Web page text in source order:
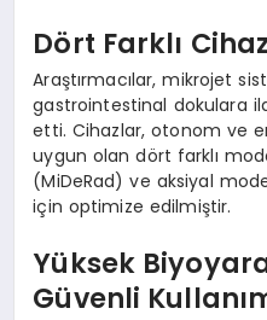
Dört Farklı
Araştırmacılar, mikrojet
gastrointestinal dokulara
etti. Cihazlar, otonom ve
uygun olan dört farklı
(MiDeRad) ve aksiyal
için optimize edilmiştir.
Yüksek
Güvenli